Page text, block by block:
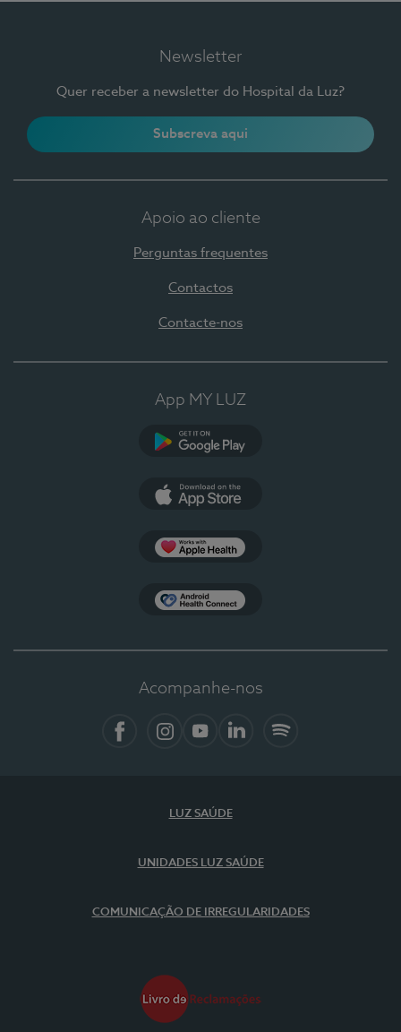
Newsletter
Quer receber a newsletter do Hospital da Luz?
Subscreva aqui
Apoio ao cliente
Perguntas frequentes
Contactos
Contacte-nos
App MY LUZ
Acompanhe-nos
LUZ SAÚDE
UNIDADES LUZ SAÚDE
COMUNICAÇÃO DE IRREGULARIDADES